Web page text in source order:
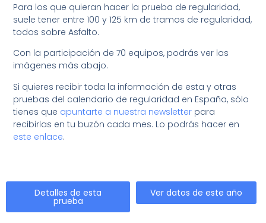
Para los que quieran hacer la prueba de regularidad,
suele tener entre 100 y 125 km de tramos de regularidad,
todos sobre Asfalto.
Con la participación de 70 equipos, podrás ver las
imágenes más abajo.
Si quieres recibir toda la información de esta y otras
pruebas del calendario de regularidad en España, sólo
tienes que apuntarte a nuestra newsletter para
recibirlas en tu buzón cada mes. Lo podrás hacer en
este enlace.
Detalles de esta
prueba
Ver datos de este año